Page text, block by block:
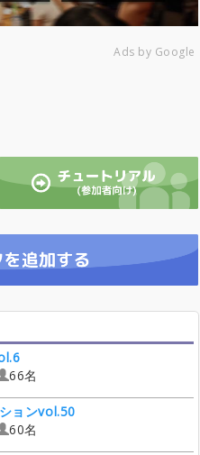
Ads by Google
66名
ョンvol.50
60名